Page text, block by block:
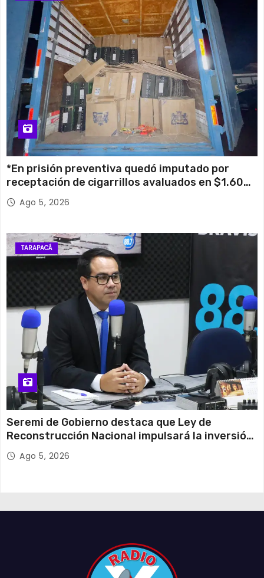
*En prisión preventiva quedó imputado por
receptación de cigarrillos avaluados en $1.600
millones*
Ago 5, 2026
TARAPACÁ
Seremi de Gobierno destaca que Ley de
Reconstrucción Nacional impulsará la inversión
y el empleo en Tarapacá
Ago 5, 2026